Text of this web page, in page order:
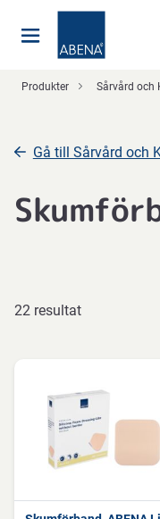
Produkter Sårvård och
Gå till Sårvård och
22 resultat